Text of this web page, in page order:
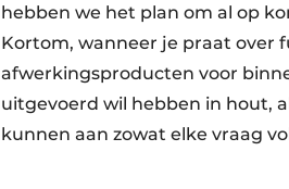
hebben we het plan om al op
Kortom, wanneer je praat over
afwerkingsproducten voor
uitgevoerd wil hebben in hout,
kunnen aan zowat elke vraag